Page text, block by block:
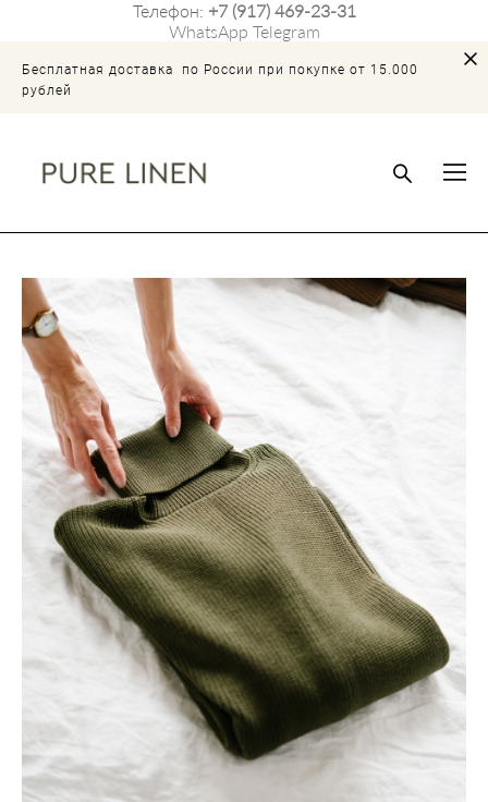
Телефон: +7 (917) 469-23-31
WhatsApp Telegram
Бесплатная доставка по России при покупке от 15.000
рублей